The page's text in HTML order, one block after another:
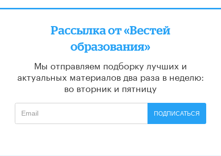
Рассылка от «Вестей
образования»
Мы отправляем подборку лучших и
актуальных материалов два раза в неделю:
во вторник и пятницу
ПОДПИСАТЬСЯ